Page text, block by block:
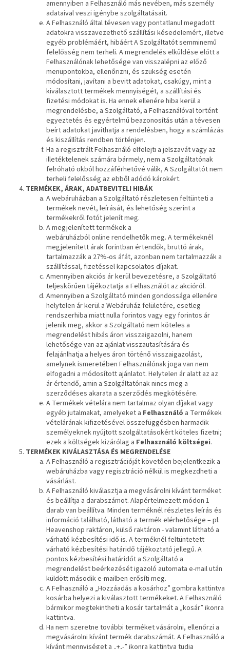
amennyiben a Felhasználó más nevében, más személy
adataival veszi igénybe szolgáltatásait.
A Felhasználó által tévesen vagy pontatlanul megadott
adatokra visszavezethető szállítási késedelemért, illetve
egyéb problémáért, hibáért A Szolgáltatót semminemű
felelősség nem terheli. A megrendelés elküldése előtt a
Felhasználónak lehetősége van visszalépni az előző
menüpontokba, ellenőrizni, és szükség esetén
módosítani, javítani a bevitt adatokat, csakúgy, mint a
kiválasztott termékek mennyiségét, a szállítási és
fizetési módokat is. Ha ennek ellenére hiba kerül a
megrendelésbe, a Szolgáltató, a Felhasználóval történt
egyeztetés és egyértelmű beazonosítás után a tévesen
beírt adatokat javíthatja a rendelésben, hogy a számlázás
és kiszállítás rendben történjen.
Ha a regisztrált Felhasználó elfelejti a jelszavát vagy az
illetéktelenek számára bármely, nem a Szolgáltatónak
felróható okból hozzáférhetővé válik, A Szolgáltatót nem
terheli felelősség az ebből adódó károkért.
TERMÉKEK, ÁRAK, ADATBEVITELI HIBÁK
A webáruházban a Szolgáltató részletesen feltünteti a
termékek nevét, leírását, és lehetőség szerint a
termékekről fotót jelenít meg.
A megjelenített termékek a
webáruházból online rendelhetők meg. A termékeknél
megjelenített árak forintban értendők, bruttó árak,
tartalmazzák a 27%-os áfát, azonban nem tartalmazzák a
szállítással, fizetéssel kapcsolatos díjakat.
Amennyiben akciós ár kerül bevezetésre, a Szolgáltató
teljeskörűen tájékoztatja a Felhasználót az akcióról.
Amennyiben a Szolgáltató minden gondossága ellenére
helytelen ár kerül a Webáruház felületére, esetleg
rendszerhiba miatt nulla forintos vagy egy forintos ár
jelenik meg, akkor a Szolgáltató nem köteles a
megrendelést hibás áron visszaigazolni, hanem
lehetősége van az ajánlat visszautasítására és
felajánlhatja a helyes áron történő visszaigazolást,
amelynek ismeretében Felhasználónak joga van nem
elfogadni a módosított ajánlatot. Helytelen ár alatt az az
ár értendő, amin a Szolgáltatónak nincs meg a
szerződéses akarata a szerződés megkötésére.
A Termékek vételára nem tartalmaz olyan díjakat vagy
egyéb jutalmakat, amelyeket a Felhasználó a Termékek
vételárának kifizetésével összefüggésben harmadik
személyeknek nyújtott szolgáltatásokért köteles fizetni;
ezek a költségek kizárólag a Felhasználó költségei.
TERMÉKEK KIVÁLASZTÁSA ÉS MEGRENDELÉSE
A Felhasználó a regisztrációját követően bejelentkezik a
webáruházba vagy regisztráció nélkül is megkezdheti a
vásárlást.
A Felhasználó kiválasztja a megvásárolni kívánt terméket
és beállítja a darabszámot. Alapértelmezett módon 1
darab van beállítva. Minden terméknél részletes leírás és
információ található, látható a termék elérhetősége – pl.
Heavenshop raktáron, külső raktáron - valamint látható a
várható kézbesítési idő is. A terméknél feltüntetett
várható kézbesítési határidő tájékoztató jellegű. A
pontos kézbesítési határidőt a Szolgáltató a
megrendelést beérkezését igazoló automata e-mail után
küldött második e-mailben erősíti meg.
A Felhasználó a „Hozzáadás a kosárhoz” gombra kattintva
kosárba helyezi a kiválasztott termékeket. A Felhasználó
bármikor megtekintheti a kosár tartalmát a „kosár” ikonra
kattintva.
Ha nem szeretne további terméket vásárolni, ellenőrzi a
megvásárolni kívánt termék darabszámát. A Felhasználó a
kívánt mennyiséget a „+,-” ikonra kattintva tudja